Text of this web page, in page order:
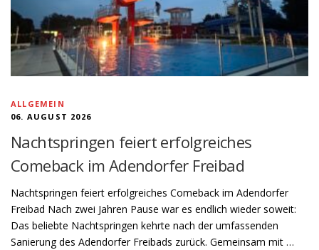
ALLGEMEIN
06. AUGUST 2026
Nachtspringen feiert erfolgreiches
Comeback im Adendorfer Freibad
Nachtspringen feiert erfolgreiches Comeback im Adendorfer
Freibad Nach zwei Jahren Pause war es endlich wieder soweit:
Das beliebte Nachtspringen kehrte nach der umfassenden
Sanierung des Adendorfer Freibads zurück. Gemeinsam mit …